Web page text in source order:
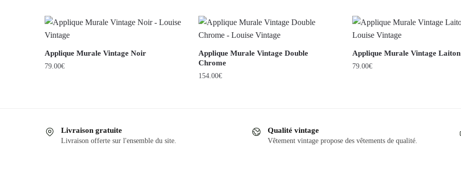
Applique Murale Vintage Noir
79.00€
Applique Murale Vintage Double
Chrome
154.00€
Applique Murale Vintage Laiton
79.00€
Livraison gratuite
Livraison offerte sur l'ensemble du site.
Qualité vintage
Vêtement vintage propose des vêtements de qualité.